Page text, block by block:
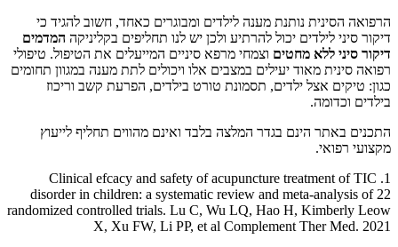
הרפואה הסינית נותנת מענה לילדים ומבוגרים כאחד, חשוב להגיד כי
דיקור סיני לילדים יכול להרתיע ולכן יש לנו תחליפים בקליניקה המדמים
דיקור סיני ללא מחטים וצמחי מרפא סיניים המייעלים את הטיפול. טיפולי
רפואה סינית מאוד יעילים במצבים אלו ויכולים לתת מענה במגוון תחומים
כגון: טיקים אצל ילדים, תסמונת טורט בילדים, הפרעת קשב וריכוז
בילדים וכדומה.
התכנים באתר הינם בגדר המלצה בלבד ואינם מהווים תחליף לייעוץ
מקצועי רפואי.
1. Clinical efcacy and safety of acupuncture treatment of TIC
disorder in children: a systematic review and meta-analysis of 22
randomized controlled trials. Lu C, Wu LQ, Hao H, Kimberly Leow
X, Xu FW, Li PP, et al Complement Ther Med. 2021